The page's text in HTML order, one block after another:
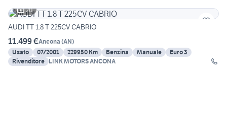
20
AUDI TT 1.8 T 225CV CABRIO
11.499 €Ancona (AN)
Usato
07/2001 229950 Km Benzina Manuale
Euro 3
Rivenditore LINK MOTORS ANCONA